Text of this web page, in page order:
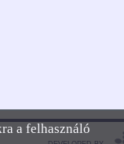
a felhasználó